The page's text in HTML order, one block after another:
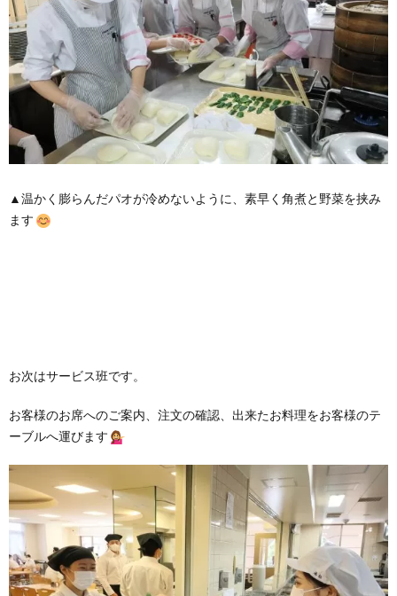
▲温かく膨らんだパオが冷めないように、素早く角煮と野菜を挟み
ます
お次はサービス班です。
お客様のお席へのご案内、注文の確認、出来たお料理をお客様のテ
ーブルへ運びます